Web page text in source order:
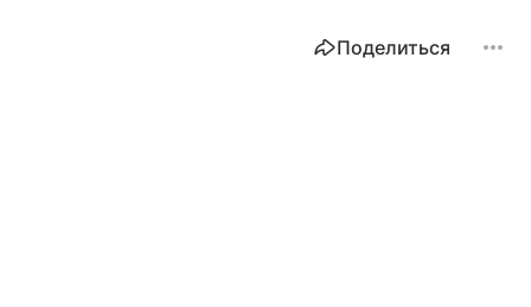
Поделиться